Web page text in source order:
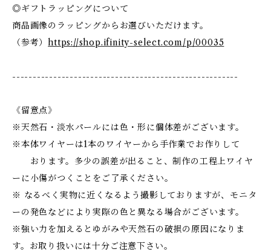
◎ギフトラッピングについて
商品画像のラッピングからお選びいただけます。
（参考）https://shop.ifinity-select.com/p/00035
-------------------------------------------------------
《留意点》
※天然石・淡水パールには色・形に個体差がございます。
※本体ワイヤーは1本のワイヤーから手作業でお作りして
おります。多少の誤差が出ること、制作の工程上ワイヤ
ーに小傷がつくことをご了承ください。
※ なるべく実物に近くなるよう撮影しておりますが、モニタ
ーの発色などにより実際の色と異なる場合がございます。
※強い力を加えるとゆがみや天然石の破損の原因になりま
す。お取り扱いには十分ご注意下さい。